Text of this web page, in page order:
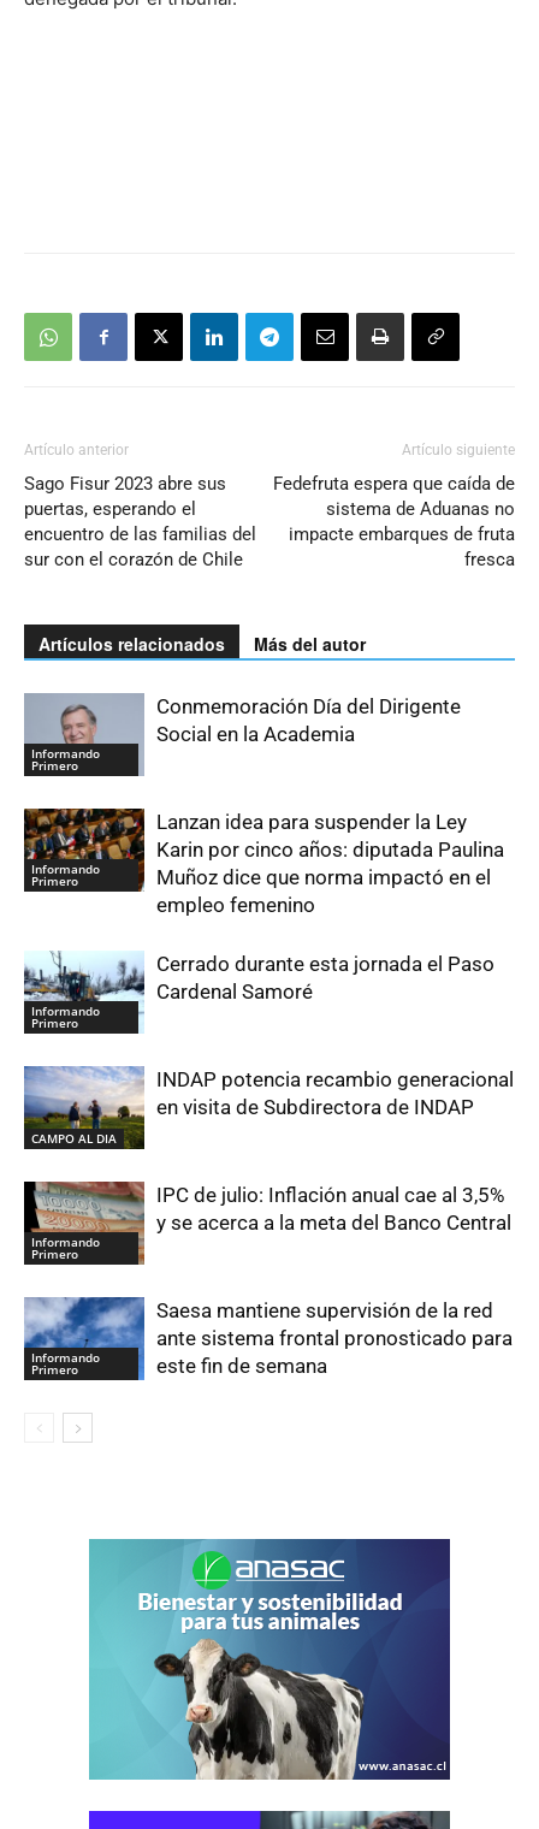
Artículo anterior
Sago Fisur 2023 abre sus
puertas, esperando el
encuentro de las familias del
sur con el corazón de Chile
Artículo siguiente
Fedefruta espera que caída de
sistema de Aduanas no
impacte embarques de fruta
fresca
Artículos relacionados Más del autor
Informando
Primero
Conmemoración Día del Dirigente
Social en la Academia
Informando
Primero
Lanzan idea para suspender la Ley
Karin por cinco años: diputada Paulina
Muñoz dice que norma impactó en el
empleo femenino
Informando
Primero
Cerrado durante esta jornada el Paso
Cardenal Samoré
CAMPO AL DIA
INDAP potencia recambio generacional
en visita de Subdirectora de INDAP
Informando
Primero
IPC de julio: Inflación anual cae al 3,5%
y se acerca a la meta del Banco Central
Informando
Primero
Saesa mantiene supervisión de la red
ante sistema frontal pronosticado para
este fin de semana